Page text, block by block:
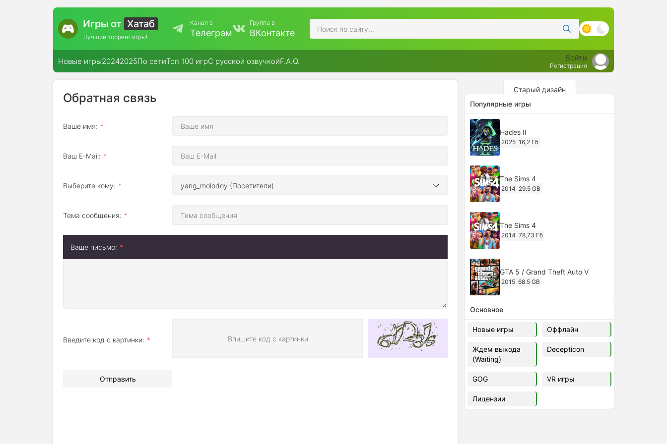
Игры от Хатаб
Лучшие торрент игры!
Канал в
Телеграм
Группа в
ВКонтакте
Новые игры20242025По сетиТоп 100 игрС русской озвучкойF.A.Q. Войти
Регистрация
Обратная связь
Ваше имя:
Ваш E-Mail:
Выберите кому:
Тема сообщения:
Ваше письмо:
Введите код с картинки:
Отправить
Старый дизайн
Популярные игры
Hades II
2025 16,2 Гб
The Sims 4
2014 29.5 GB
The Sims 4
2014 78,73 Гб
GTA 5 / Grand Theft Auto V
2015 68.5 GB
Ghost of Tsushima: Director's Cut
v.1053.8.1023.1614 [RePack
Decepticon] (2024)
2024
Cyberpunk 2077
49.4 GB
Ghost of Tsushima: Director's Cut
Основное
Новые игры Оффлайн
Ждем выхода
(Waiting)
Decepticon
GOG VR игры
Лицензии